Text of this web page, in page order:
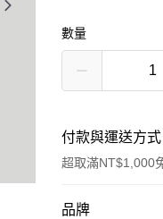
數量
付款與運送方式
超取滿NT$1,000
付款方式
品牌